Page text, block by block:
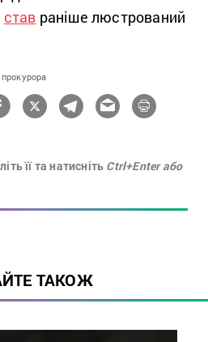
став раніше люстрований
її та натисніть Ctrl+Enter або
ТАКОЖ